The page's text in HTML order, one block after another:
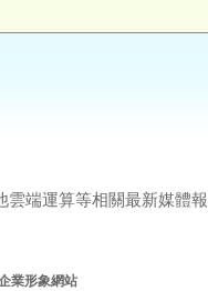
雲端運算等相關最新媒體報
業形象網站